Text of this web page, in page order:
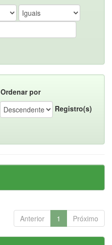
Ordenar por
Registro(s)
Anterior 1 Próximo